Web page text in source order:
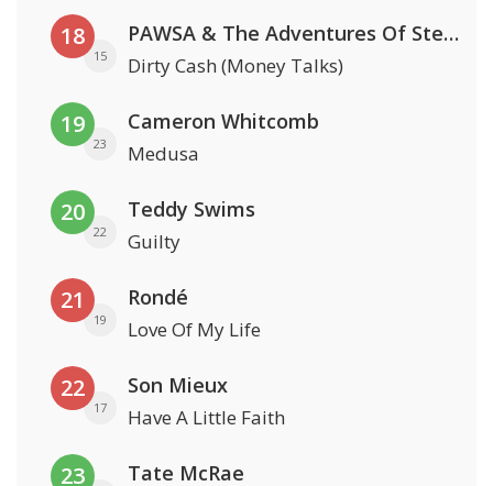
18
15
PAWSA & The Adventures Of Stevie V
Dirty Cash (Money Talks)
19
23
Cameron Whitcomb
Medusa
20
22
Teddy Swims
Guilty
21
19
Rondé
Love Of My Life
22
17
Son Mieux
Have A Little Faith
23 Tate McRae